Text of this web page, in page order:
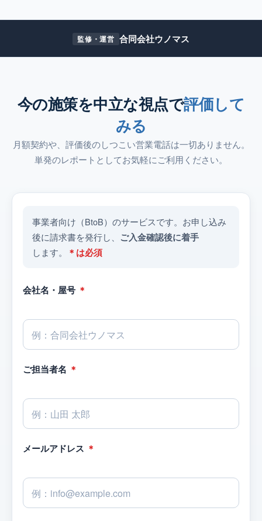
監修・運営 合同会社ウノマス
今の施策を中立な視点で評価して
みる
月額契約や、評価後のしつこい営業電話は一切ありません。
単発のレポートとしてお気軽にご利用ください。
事業者向け（BtoB）のサービスです。お申し込み
後に請求書を発行し、 ご入金確認後に着手
します。 ＊は必須
会社名・屋号 ＊
ご担当者名 ＊
メールアドレス ＊